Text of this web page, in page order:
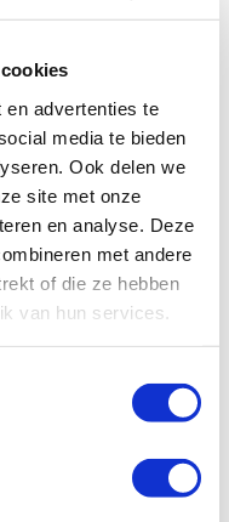
en advertenties te
media te bieden
Ook delen we
site met onze
en analyse. Deze
met andere
of die ze hebben
van hun services.
het
Je kunt hem
door te zorgen